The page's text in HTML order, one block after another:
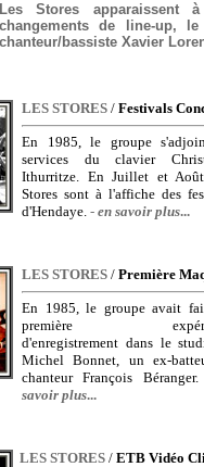
Les Stores apparaissent
changements de line-up,
chanteur/bassiste Xavier
LES STORES / Festivals
En 1985, le groupe
services du clavier
Ithurritze. En Juillet et
Stores sont à l'affiche des
d'Hendaye. - en savoir plus...
LES STORES / Première
En 1985, le groupe avait
première
d'enregistrement dans le
Michel Bonnet, un ex-
chanteur François
savoir plus...
LES STORES / ETB Vidéo